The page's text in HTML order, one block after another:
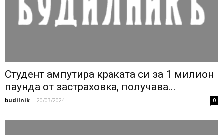
Студент ампутира краката си за 1 милион
паунда от застраховка, получава...
budilnik - 20/03/2024 0